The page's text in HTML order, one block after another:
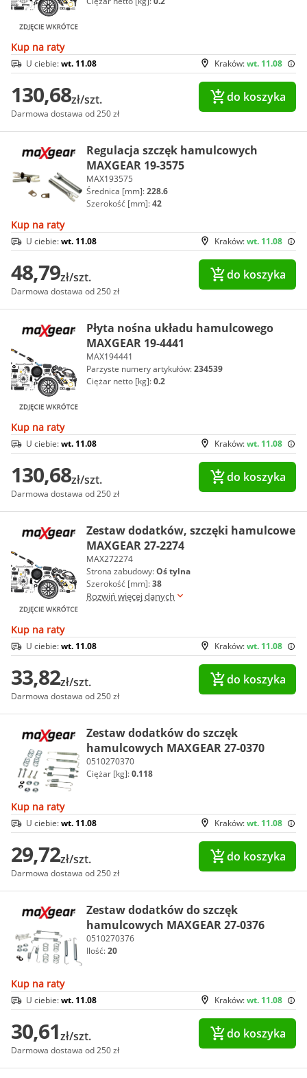
Kup na raty
Kraków:wt. 11.08
U ciebie:wt. 11.08
130,68zł/szt.
Darmowa dostawa od 250 zł
do koszyka
Regulacja szczęk hamulcowych
MAXGEAR 19-3575
MAX193575
Średnica [mm]:228.6
Szerokość [mm]:42
Kup na raty
Kraków:wt. 11.08
U ciebie:wt. 11.08
48,79zł/szt.
Darmowa dostawa od 250 zł
do koszyka
Płyta nośna układu hamulcowego
MAXGEAR 19-4441
MAX194441
Parzyste numery artykułów:234539
Ciężar netto [kg]:0.2
Kup na raty
Kraków:wt. 11.08
U ciebie:wt. 11.08
130,68zł/szt.
Darmowa dostawa od 250 zł
do koszyka
Zestaw dodatków, szczęki hamulcowe
MAXGEAR 27-2274
MAX272274
Strona zabudowy:Oś tylna
Szerokość [mm]:38
Rozwiń więcej danych
Kup na raty
Kraków:wt. 11.08
U ciebie:wt. 11.08
33,82zł/szt.
Darmowa dostawa od 250 zł
do koszyka
Zestaw dodatków do szczęk
hamulcowych MAXGEAR 27-0370
0510270370
Ciężar [kg]:0.118
Kup na raty
Kraków:wt. 11.08
U ciebie:wt. 11.08
29,72zł/szt.
Darmowa dostawa od 250 zł
do koszyka
Zestaw dodatków do szczęk
hamulcowych MAXGEAR 27-0376
0510270376
Ilość:20
Kup na raty
Kraków:wt. 11.08
U ciebie:wt. 11.08
30,61zł/szt.
Darmowa dostawa od 250 zł
do koszyka